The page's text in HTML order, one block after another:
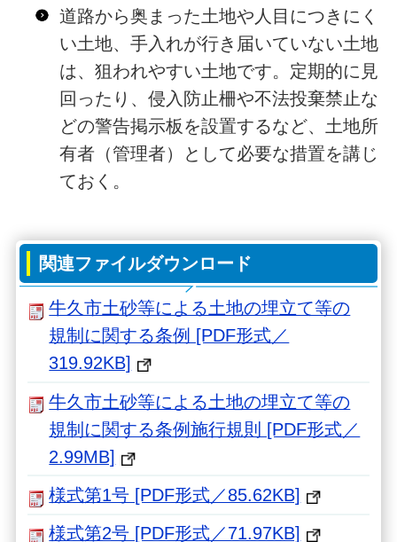
道路から奥まった土地や人目につきにく
い土地、手入れが行き届いていない土地
は、狙われやすい土地です。定期的に見
回ったり、侵入防止柵や不法投棄禁止な
どの警告掲示板を設置するなど、土地所
有者（管理者）として必要な措置を講じ
ておく。
関連ファイルダウンロード
牛久市土砂等による土地の埋立て等の
規制に関する条例 [PDF形式／
319.92KB]
牛久市土砂等による土地の埋立て等の
規制に関する条例施行規則 [PDF形式／
2.99MB]
様式第1号 [PDF形式／85.62KB]
様式第2号 [PDF形式／71.97KB]